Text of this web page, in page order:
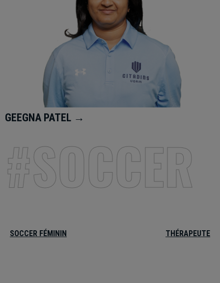
GEEGNA PATEL →
SOCCER FÉMININ THÉRAPEUTE